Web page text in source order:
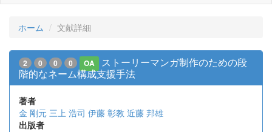
ホーム 文献詳細
2 0 0 0 OA
ストーリーマンガ制作のための段
階的なネーム構成支援手法
著者
金 剛元 三上 浩司 伊藤 彰教 近藤 邦雄
出版者